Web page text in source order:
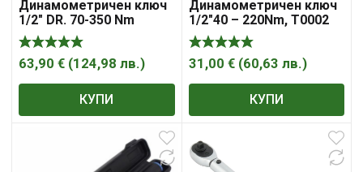
Динамометричен ключ
1/2″ DR. 70-350 Nm
63,90 € (124,98 лв.)
КУПИ
Динамометричен ключ
1/2″40 – 220Nm, T0002
31,00 € (60,63 лв.)
КУПИ